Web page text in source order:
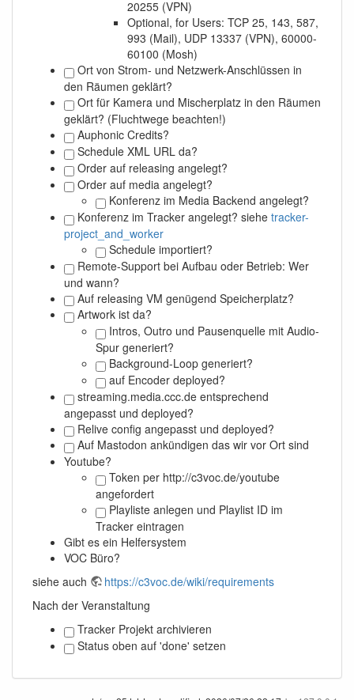
20255 (VPN)
Optional, for Users: TCP 25, 143, 587,
993 (Mail), UDP 13337 (VPN), 60000-
60100 (Mosh)
Ort von Strom- und Netzwerk-Anschlüssen in
den Räumen geklärt?
Ort für Kamera und Mischerplatz in den Räumen
geklärt? (Fluchtwege beachten!)
Auphonic Credits?
Schedule XML URL da?
Order auf releasing angelegt?
Order auf media angelegt?
Konferenz im Media Backend angelegt?
Konferenz im Tracker angelegt? siehe tracker-
project_and_worker
Schedule importiert?
Remote-Support bei Aufbau oder Betrieb: Wer
und wann?
Auf releasing VM genügend Speicherplatz?
Artwork ist da?
Intros, Outro und Pausenquelle mit Audio-
Spur generiert?
Background-Loop generiert?
auf Encoder deployed?
streaming.media.ccc.de entsprechend
angepasst und deployed?
Relive config angepasst und deployed?
Auf Mastodon ankündigen das wir vor Ort sind
Youtube?
Token per http://c3voc.de/youtube
angefordert
Playliste anlegen und Playlist ID im
Tracker eintragen
Gibt es ein Helfersystem
VOC Büro?
siehe auch
https://c3voc.de/wiki/requirements
Nach der Veranstaltung
Tracker Projekt archivieren
Status oben auf 'done' setzen